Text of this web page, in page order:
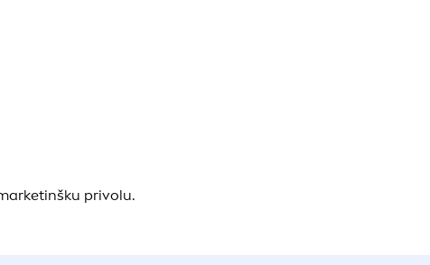
privolu.